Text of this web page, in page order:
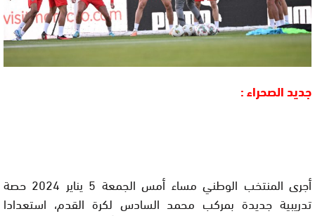
جديد الصحراء :
أجرى المنتخب الوطني مساء أمس الجمعة 5 يناير 2024 حصة
تدريبية جديدة بمركب محمد السادس لكرة القدم، استعدادا